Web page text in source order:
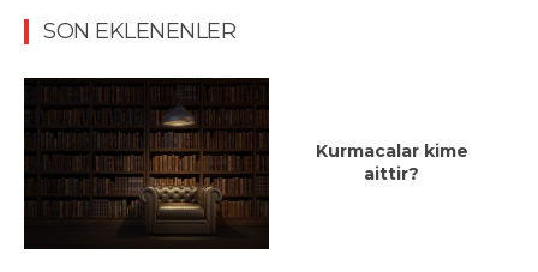
SON EKLENENLER
Kurmacalar kime
aittir?